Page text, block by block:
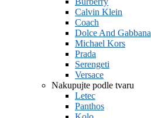
Calvin Klein
Coach
Dolce And Gabbana
Michael Kors
Prada
Serengeti
Versace
Nakupujte podle tvaru
Letec
Panthos